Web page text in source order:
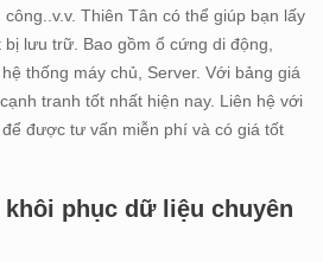
Thiên Tân có thể giúp bạn lấy
lưu trữ. Bao gồm ổ cứng di động,
thống máy chủ, Server. Với bảng giá
tranh tốt nhất hiện nay. Liên hệ với
được tư vấn miễn phí và có giá tốt
phục dữ liệu chuyên